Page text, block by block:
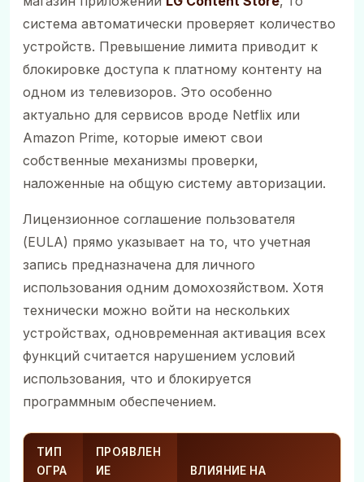
система автоматически проверяет количество
устройств. Превышение лимита приводит к
блокировке доступа к платному контенту на
одном из телевизоров. Это особенно
актуально для сервисов вроде Netflix или
Amazon Prime, которые имеют свои
собственные механизмы проверки,
наложенные на общую систему авторизации.
Лицензионное соглашение пользователя
(EULA) прямо указывает на то, что учетная
запись предназначена для личного
использования одним домохозяйством. Хотя
технически можно войти на нескольких
устройствах, одновременная активация всех
функций считается нарушением условий
использования, что и блокируется
программным обеспечением.
ТИП
ОГРА
ПРОЯВЛЕН
ИЕ
ВЛИЯНИЕ НА